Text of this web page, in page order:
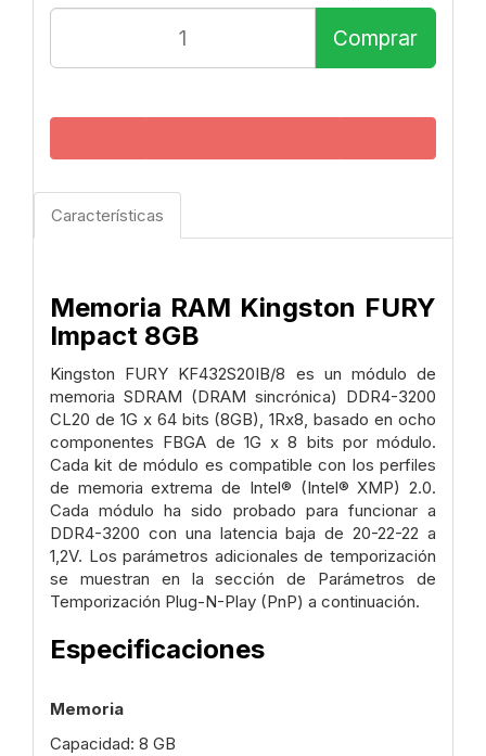
Comprar
Características
Memoria RAM Kingston FURY
Impact 8GB
Kingston FURY KF432S20IB/8 es un módulo de
memoria SDRAM (DRAM sincrónica) DDR4-3200
CL20 de 1G x 64 bits (8GB), 1Rx8, basado en ocho
componentes FBGA de 1G x 8 bits por módulo.
Cada kit de módulo es compatible con los perfiles
de memoria extrema de Intel® (Intel® XMP) 2.0.
Cada módulo ha sido probado para funcionar a
DDR4-3200 con una latencia baja de 20-22-22 a
1,2V. Los parámetros adicionales de temporización
se muestran en la sección de Parámetros de
Temporización Plug-N-Play (PnP) a continuación.
Especificaciones
Memoria
Capacidad: 8 GB